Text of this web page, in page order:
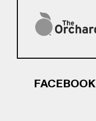
FACEBOOK